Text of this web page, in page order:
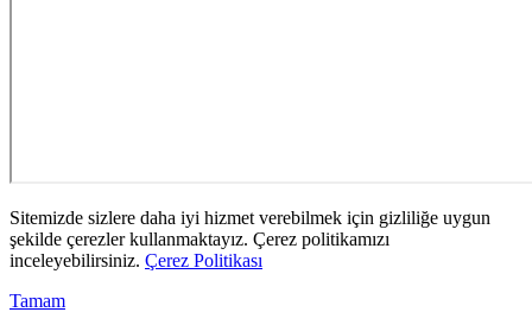
Sitemizde sizlere daha iyi hizmet verebilmek için gizliliğe uygun
şekilde çerezler kullanmaktayız. Çerez politikamızı
inceleyebilirsiniz. Çerez Politikası
Tamam